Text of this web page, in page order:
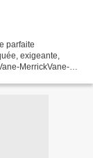
parfaite
exigeante,
MerrickVane-